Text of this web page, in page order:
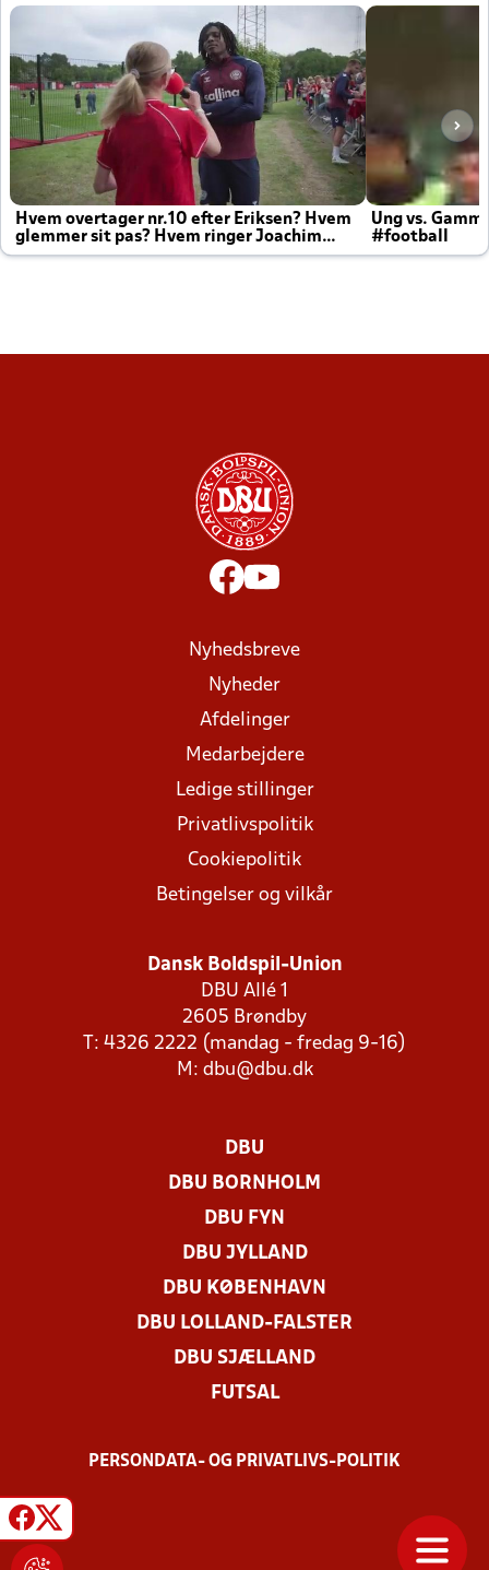
Hvem overtager nr.10 efter Eriksen? Hvem
glemmer sit pas? Hvem ringer Joachim
altid til efter kampe?
Ung vs.
#football
Nyhedsbreve
Nyheder
Afdelinger
Medarbejdere
Ledige stillinger
Privatlivspolitik
Cookiepolitik
Betingelser og vilkår
Dansk Boldspil-Union
DBU Allé 1
2605 Brøndby
T: 4326 2222 (mandag - fredag 9-16)
M: dbu@dbu.dk
DBU
DBU BORNHOLM
DBU FYN
DBU JYLLAND
DBU KØBENHAVN
DBU LOLLAND-FALSTER
DBU SJÆLLAND
FUTSAL
PERSONDATA- OG PRIVATLIVS-POLITIK